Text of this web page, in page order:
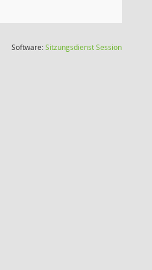
Software:SitzungsdienstSession(Wird in